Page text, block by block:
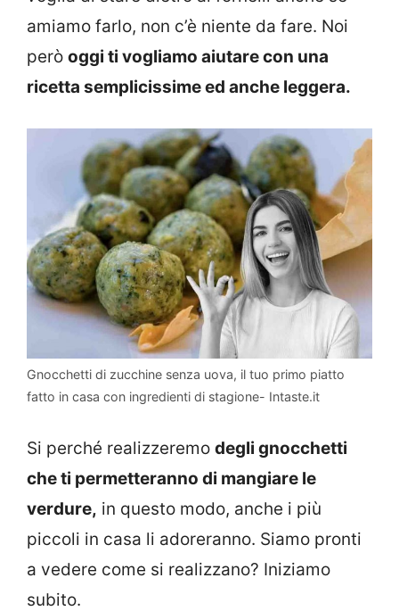
amiamo farlo, non c’è niente da fare. Noi
però oggi ti vogliamo aiutare con una
ricetta semplicissime ed anche leggera.
Gnocchetti di zucchine senza uova, il tuo primo piatto
fatto in casa con ingredienti di stagione- Intaste.it
Si perché realizzeremo degli gnocchetti
che ti permetteranno di mangiare le
verdure, in questo modo, anche i più
piccoli in casa li adoreranno. Siamo pronti
a vedere come si realizzano? Iniziamo
subito.